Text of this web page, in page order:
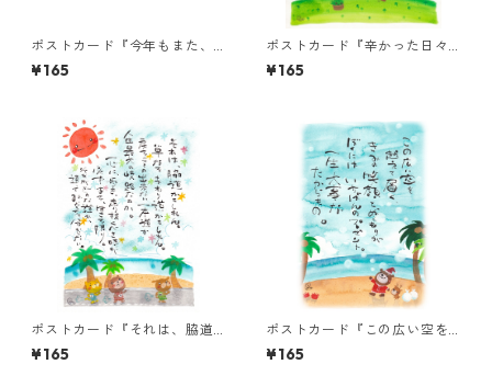
ポストカード『今年もまた、
あなたの笑顔が・・・』
¥165
ポストカード『辛かった日々
も、苦しかった思い
も・・・』
¥165
ポストカード『それは、脇道
かもしれん。・・・』
¥165
ポストカード『この広い空を
越えて届く、・・・』
¥165